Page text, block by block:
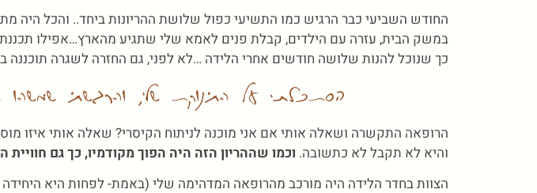
החודש השביעי כבר הרגיש כמו התשיעי כפול שלושת ההריונות ביחד.. והכל היה
במשק הבית, עזרה עם הילדים, קבלת פנים לאמא שלי שתגיע מהארץ…אפילו
כך שנוכל להנות שלושה חודשים אחרי הלידה …לא לפני, גם החזרה לשגרה תוכננה
הסתכלתי על התינוקת שלי, והרגשתי שמשהו
הרופאה התקשרה ושאלה אותי אם אני מוכנה לניתוח הקיסרי? שאלה אותי איזו
והיא לא תקבל לא כתשובה. וכמו שההריון הזה היה הפוך מקודמיו, כך גם חוויית